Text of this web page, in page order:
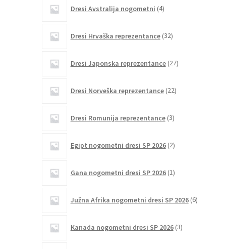
Dresi Avstralija nogometni 4izdelki
Dresi Hrvaška reprezentance 32izdelkov
Dresi Japonska reprezentance 27izdelkov
Dresi Norveška reprezentance 22izdelkov
Dresi Romunija reprezentance 3izdelki
Egipt nogometni dresi SP 2026 2izdelka
Gana nogometni dresi SP 2026 1izdelek
Južna Afrika nogometni dresi SP 2026 6izdelkov
Kanada nogometni dresi SP 2026 3izdelki